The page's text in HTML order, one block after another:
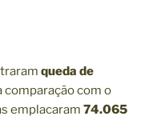
queda de
com o
emplacaram 74.065